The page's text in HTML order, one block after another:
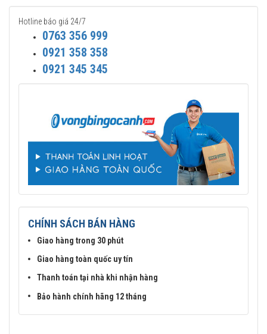
Hotline báo giá 24/7
0763 356 999
0921 358 358
0921 345 345
CHÍNH SÁCH BÁN HÀNG
Giao hàng trong 30 phút
Giao hàng toàn quốc uy tín
Thanh toán tại nhà khi nhận hàng
Bảo hành chính hãng 12 tháng